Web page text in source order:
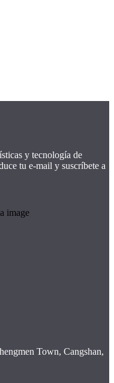
y tecnología de
tu e-mail y suscríbete a
Town, Cangshan,